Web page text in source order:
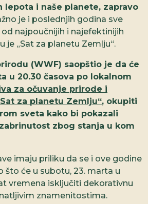
lepota i naše planete, zapravo
je i poslednjih godina sve
najpoučnijih i najefektinijih
je „Sat za planetu Zemlju“.
(WWF) saopštio je da će
u 20.30 časova po lokalnom
za očuvanje prirode i
za planetu Zemlju“, okupiti
sveta kako bi pokazali
zbog stanja u kom
imaju priliku da se i ove godine
što će u subotu, 23. marta u
vremena isključiti dekorativnu
znamenitostima.